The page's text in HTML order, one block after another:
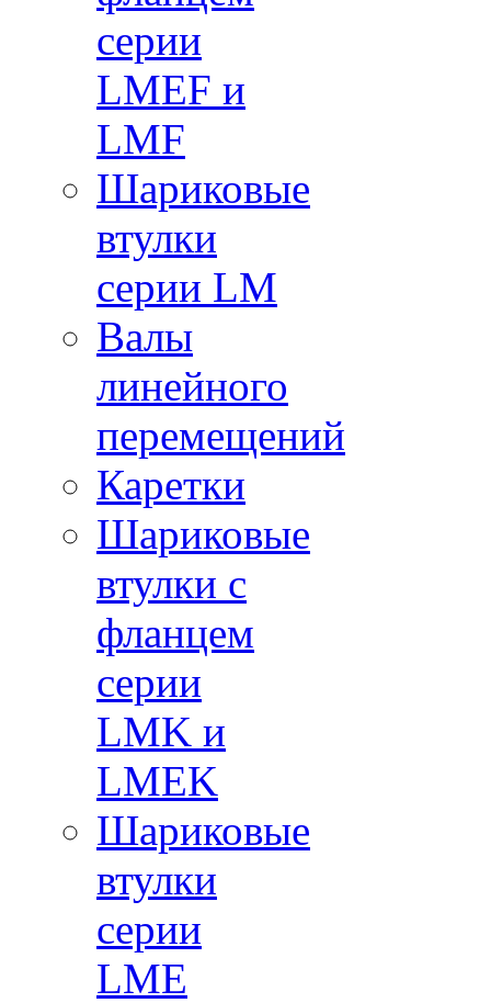
серии
LMEF и
LMF
Шариковые
втулки
серии LM
Валы
линейного
перемещений
Каретки
Шариковые
втулки с
фланцем
серии
LMK и
LMEK
Шариковые
втулки
серии
LME